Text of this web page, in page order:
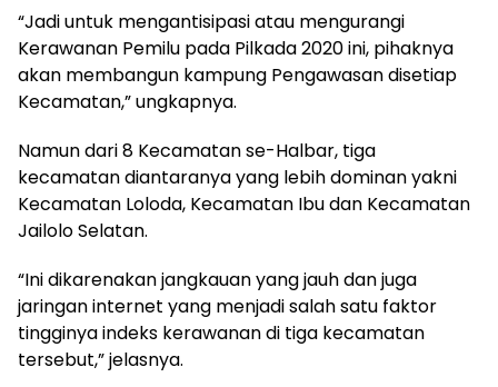
“Jadi untuk mengantisipasi atau mengurangi
Kerawanan Pemilu pada Pilkada 2020 ini, pihaknya
akan membangun kampung Pengawasan disetiap
Kecamatan,” ungkapnya.
Namun dari 8 Kecamatan se-Halbar, tiga
kecamatan diantaranya yang lebih dominan yakni
Kecamatan Loloda, Kecamatan Ibu dan Kecamatan
Jailolo Selatan.
“Ini dikarenakan jangkauan yang jauh dan juga
jaringan internet yang menjadi salah satu faktor
tingginya indeks kerawanan di tiga kecamatan
tersebut,” jelasnya.